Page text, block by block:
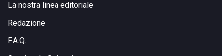
La nostra linea editoriale
Redazione
F.A.Q.